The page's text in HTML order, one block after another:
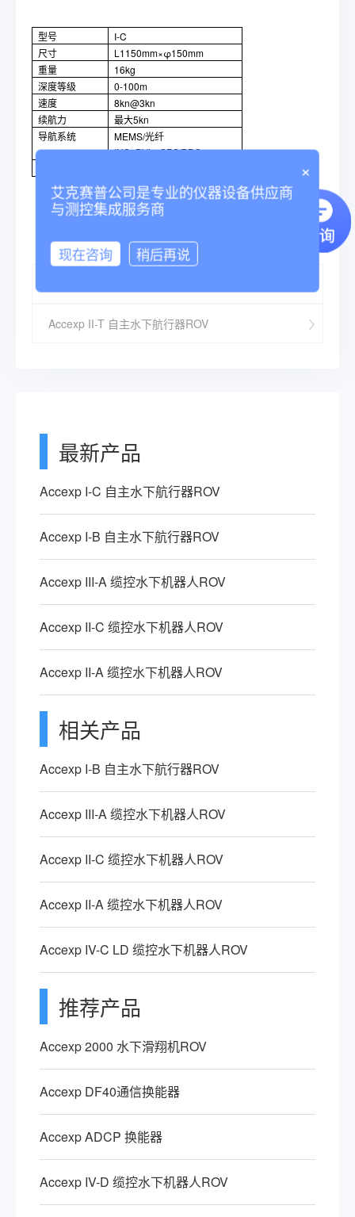
型号
I-C
尺寸
L1150mm×φ150mm
重量
16kg
深度等级
0-100m
速度
8kn@3kn
续航力
最大5kn
导航系统
MEMS/光纤
INS+DVL+GPS/BDS
Accexp II-T 自主水下航行器ROV
最新产品
Accexp I-C 自主水下航行器ROV
Accexp I-B 自主水下航行器ROV
Accexp III-A 缆控水下机器人ROV
Accexp II-C 缆控水下机器人ROV
Accexp II-A 缆控水下机器人ROV
相关产品
Accexp I-B 自主水下航行器ROV
Accexp III-A 缆控水下机器人ROV
Accexp II-C 缆控水下机器人ROV
Accexp II-A 缆控水下机器人ROV
Accexp IV-C LD 缆控水下机器人ROV
推荐产品
Accexp 2000 水下滑翔机ROV
Accexp DF40通信换能器
Accexp ADCP 换能器
Accexp IV-D 缆控水下机器人ROV
×
艾克赛普公司是专业的仪器设备供应商
与测控集成服务商
现在咨询 稍后再说